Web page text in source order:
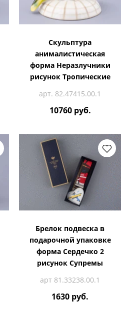
Скульптура
анималистическая
форма Неразлучники
рисунок Тропические
арт. 82.47415.00.1
10760 руб.
Брелок подвеска в
подарочной упаковке
форма Сердечко 2
рисунок Супремы
арт 81.33238.00.1
1630 руб.